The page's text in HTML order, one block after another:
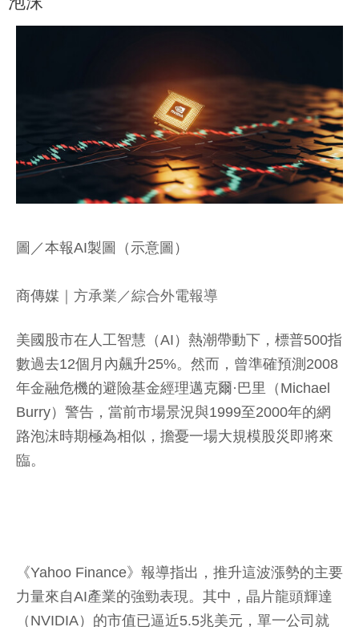
圖／本報AI製圖（示意圖）
商傳媒 ｜方承業／綜合外電報導
美國股市在人工智慧（AI）熱潮帶動下，標普500指
數過去12個月內飆升25%。然而，曾準確預測2008
年金融危機的避險基金經理邁克爾·巴里（Michael
Burry）警告，當前市場景況與1999至2000年的網
路泡沫時期極為相似，擔憂一場大規模股災即將來
臨。
《Yahoo Finance》報導指出，推升這波漲勢的主要
力量來自AI產業的強勁表現。其中，晶片龍頭輝達
（NVIDIA）的市值已逼近5.5兆美元，單一公司就